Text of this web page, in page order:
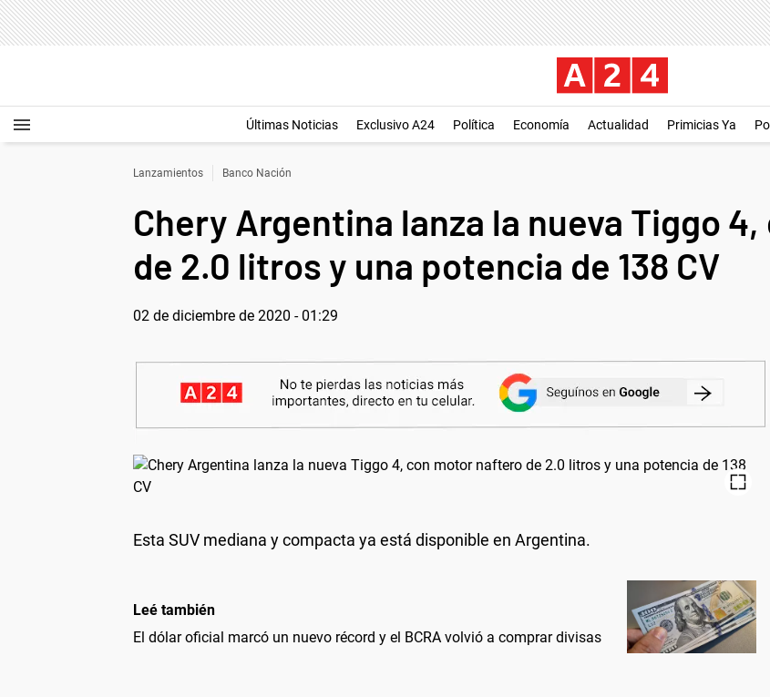
Últimas Noticias Exclusivo A24 Política Economía Actualidad Primicias Ya
Lanzamientos Banco Nación
Chery Argentina lanza la nueva Tiggo
de 2.0 litros y una potencia de 138 CV
02 de diciembre de 2020 - 01:29
Esta SUV mediana y compacta ya está disponible en Argentina.
Leé también
El dólar oficial marcó un nuevo récord y el BCRA volvió a comprar divisas